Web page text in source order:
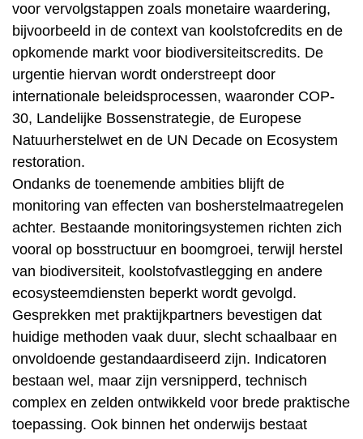
voor vervolgstappen zoals monetaire waardering,
bijvoorbeeld in de context van koolstofcredits en de
opkomende markt voor biodiversiteitscredits. De
urgentie hiervan wordt onderstreept door
internationale beleidsprocessen, waaronder COP-
30, Landelijke Bossenstrategie, de Europese
Natuurherstelwet en de UN Decade on Ecosystem
restoration.
Ondanks de toenemende ambities blijft de
monitoring van effecten van bosherstelmaatregelen
achter. Bestaande monitoringsystemen richten zich
vooral op bosstructuur en boomgroei, terwijl herstel
van biodiversiteit, koolstofvastlegging en andere
ecosysteemdiensten beperkt wordt gevolgd.
Gesprekken met praktijkpartners bevestigen dat
huidige methoden vaak duur, slecht schaalbaar en
onvoldoende gestandaardiseerd zijn. Indicatoren
bestaan wel, maar zijn versnipperd, technisch
complex en zelden ontwikkeld voor brede praktische
toepassing. Ook binnen het onderwijs bestaat